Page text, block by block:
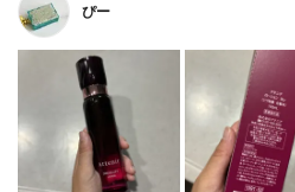
ぴー